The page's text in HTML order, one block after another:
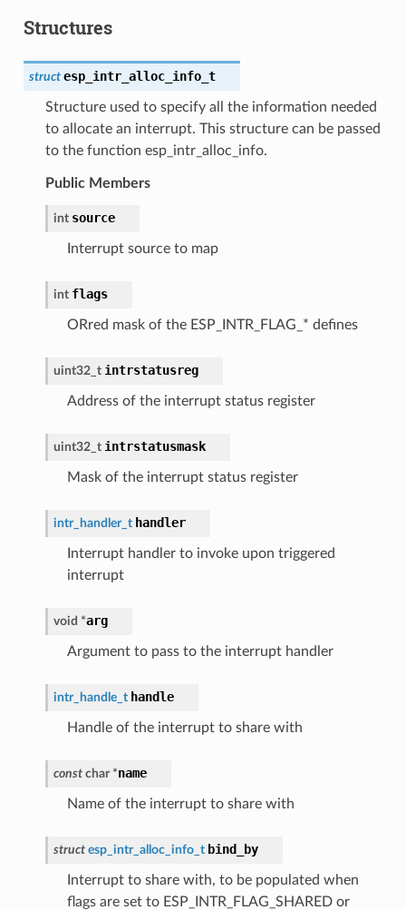
Structures
struct esp_intr_alloc_info_t
Structure used to specify all the information needed
to allocate an interrupt. This structure can be passed
to the function esp_intr_alloc_info.
Public Members
int source
Interrupt source to map
int flags
ORred mask of the ESP_INTR_FLAG_* defines
uint32_t intrstatusreg
Address of the interrupt status register
uint32_t intrstatusmask
Mask of the interrupt status register
intr_handler_t handler
Interrupt handler to invoke upon triggered
interrupt
void *arg
Argument to pass to the interrupt handler
intr_handle_t handle
Handle of the interrupt to share with
const char *name
Name of the interrupt to share with
struct esp_intr_alloc_info_t bind_by
Interrupt to share with, to be populated when
flags are set to ESP_INTR_FLAG_SHARED or